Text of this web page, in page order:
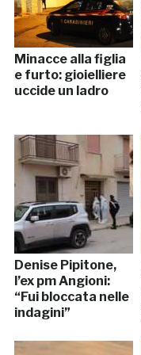
Minacce alla figlia
e furto: gioielliere
uccide un ladro
Denise Pipitone,
l’ex pm Angioni:
“Fui bloccata nelle
indagini”